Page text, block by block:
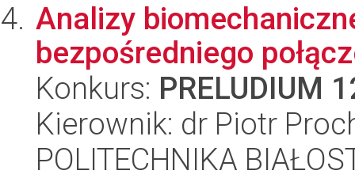
Analizy
bezpośredniego
Konkurs: PRELUDIUM
Kierownik: dr Piotr
POLITECHNIKA